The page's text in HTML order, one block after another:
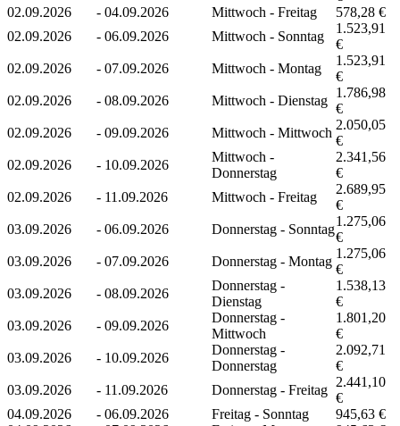
02.09.2026
- 04.09.2026 Mittwoch - Freitag
578,28 €
02.09.2026
- 06.09.2026 Mittwoch - Sonntag
1.523,91
€
02.09.2026
- 07.09.2026 Mittwoch - Montag
1.523,91
€
02.09.2026
- 08.09.2026 Mittwoch - Dienstag
1.786,98
€
02.09.2026
- 09.09.2026 Mittwoch - Mittwoch
2.050,05
€
02.09.2026
- 10.09.2026
Mittwoch -
Donnerstag
2.341,56
€
02.09.2026
- 11.09.2026 Mittwoch - Freitag
2.689,95
€
03.09.2026
- 06.09.2026 Donnerstag - Sonntag
1.275,06
€
03.09.2026
- 07.09.2026 Donnerstag - Montag
1.275,06
€
03.09.2026
- 08.09.2026
Donnerstag -
Dienstag
1.538,13
€
03.09.2026
- 09.09.2026
Donnerstag -
Mittwoch
1.801,20
€
03.09.2026
- 10.09.2026
Donnerstag -
Donnerstag
2.092,71
€
03.09.2026
- 11.09.2026 Donnerstag - Freitag
2.441,10
€
04.09.2026
- 06.09.2026 Freitag - Sonntag
945,63 €